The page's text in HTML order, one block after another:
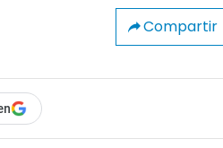
Compartir